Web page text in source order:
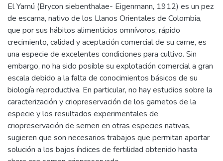
El Yamú (Brycon siebenthalae- Eigenmann, 1912) es un pez
de escama, nativo de los Llanos Orientales de Colombia,
que por sus hábitos alimenticios omnívoros, rápido
crecimiento, calidad y aceptación comercial de su carne, es
una especie de excelentes condiciones para cultivo. Sin
embargo, no ha sido posible su explotación comercial a gran
escala debido a la falta de conocimientos básicos de su
biología reproductiva. En particular, no hay estudios sobre la
caracterización y criopreservación de los gametos de la
especie y los resultados experimentales de
criopreservación de semen en otras especies nativas,
sugieren que son necesarios trabajos que permitan aportar
solución a los bajos índices de fertilidad obtenido hasta